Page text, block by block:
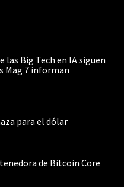
Big Tech en IA siguen
Mag 7 informan
para el dólar
de Bitcoin Core